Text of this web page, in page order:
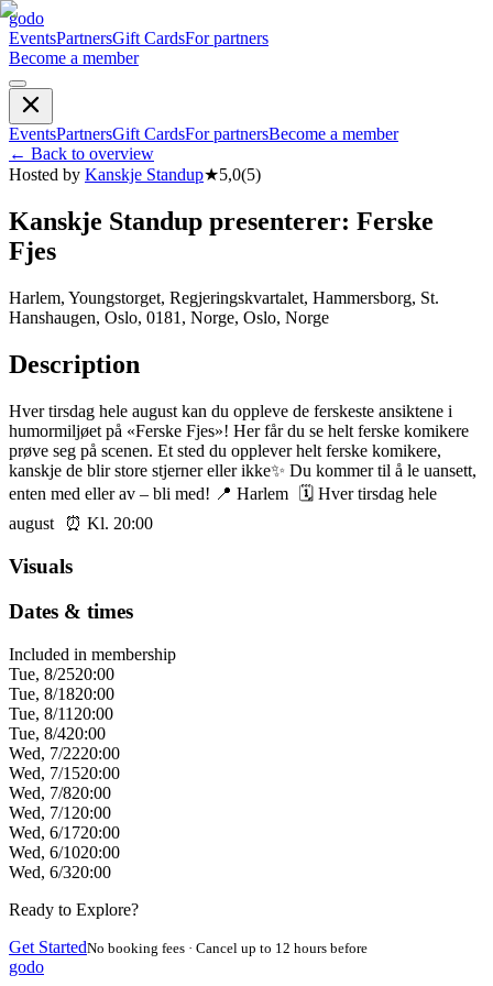
godo
EventsPartnersGift CardsFor partners
Become a member
EventsPartnersGift CardsFor partnersBecome a member
← Back to overview
Hosted by Kanskje Standup★5,0(5)
Kanskje Standup presenterer: Ferske
Fjes
Harlem, Youngstorget, Regjeringskvartalet, Hammersborg, St.
Hanshaugen, Oslo, 0181, Norge, Oslo, Norge
Description
Hver tirsdag hele august kan du oppleve de ferskeste ansiktene i
humormiljøet på «Ferske Fjes»! Her får du se helt ferske komikere
prøve seg på scenen. Et sted du opplever helt ferske komikere,
kanskje de blir store stjerner eller ikke✨ Du kommer til å le uansett,
enten med eller av – bli med! 📍 Harlem 🗓️ Hver tirsdag hele
august ⏰ Kl. 20:00
Visuals
Dates & times
Included in membership
Tue, 8/2520:00
Tue, 8/1820:00
Tue, 8/11 20:00
Tue, 8/420:00
Wed, 7/2220:00
Wed, 7/1520:00
Wed, 7/820:00
Wed, 7/1 20:00
Wed, 6/1720:00
Wed, 6/1020:00
Wed, 6/320:00
Ready to Explore?
Get StartedNo booking fees · Cancel up to 12 hours before
godo